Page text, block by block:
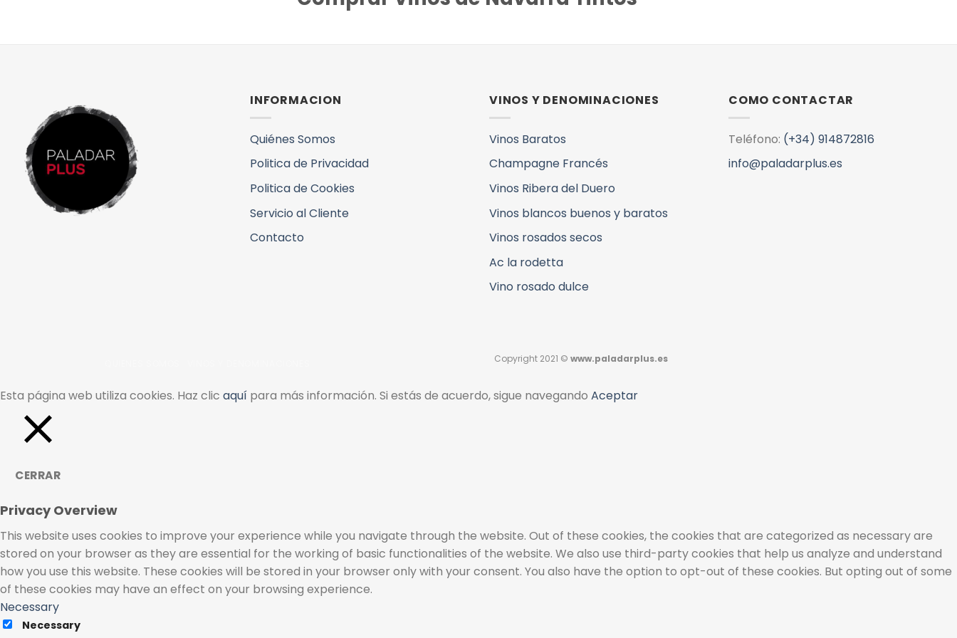
INFORMACION
Quiénes Somos
Politica de Privacidad
Politica de Cookies
Servicio al Cliente
Contacto
VINOS Y DENOMINACIONES
Vinos Baratos
Champagne Francés
Vinos Ribera del Duero
Vinos blancos buenos y baratos
Vinos rosados secos
Ac la rodetta
Vino rosado dulce
COMO CONTACTAR
Teléfono: (+34) 914872816
info@paladarplus.es
Copyright 2021 ©www.paladarplus.es
Esta página web utiliza cookies. Haz clic aquí para más información. Si estás de acuerdo, sigue navegando Aceptar
CERRAR
Privacy Overview
This website uses cookies to improve your experience while you navigate through the website. Out of these cookies, the cookies that are categorized as necessary are
stored on your browser as they are essential for the working of basic functionalities of the website. We also use third-party cookies that help us analyze and understand
how you use this website. These cookies will be stored in your browser only with your consent. You also have the option to opt-out of these cookies. But opting out of some
of these cookies may have an effect on your browsing experience.
Necessary
Necessary